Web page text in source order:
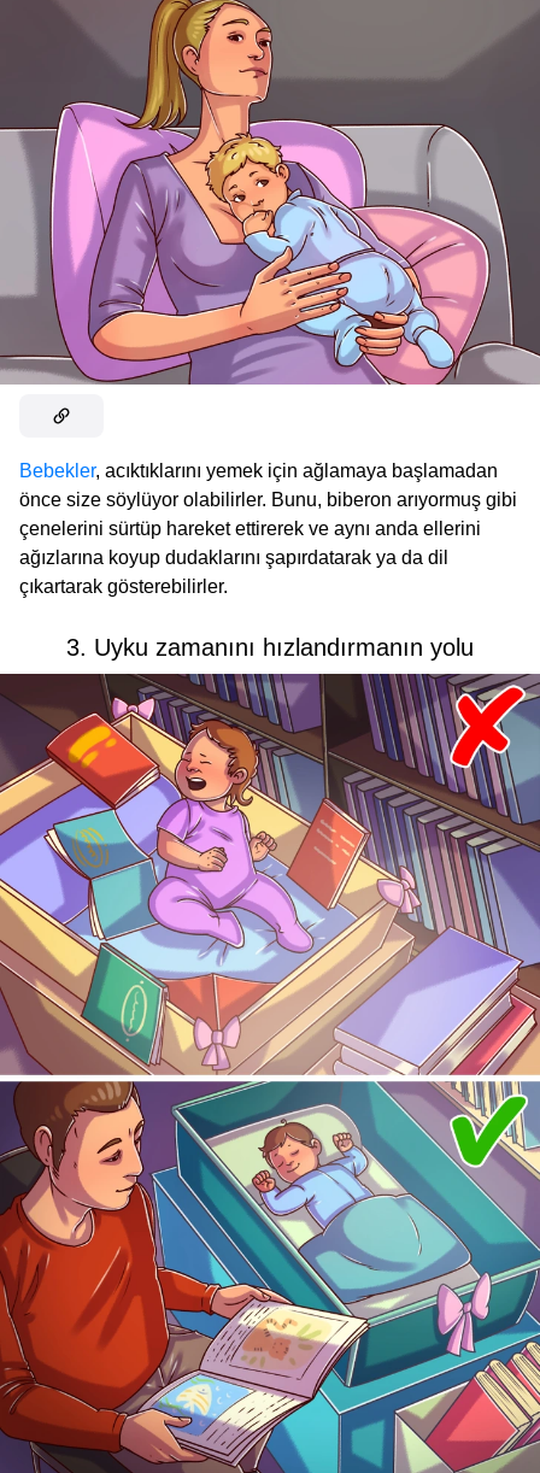
Bebekler, acıktıklarını yemek için ağlamaya başlamadan
önce size söylüyor olabilirler. Bunu, biberon arıyormuş gibi
çenelerini sürtüp hareket ettirerek ve aynı anda ellerini
ağızlarına koyup dudaklarını şapırdatarak ya da dil
çıkartarak gösterebilirler.
3. Uyku zamanını hızlandırmanın yolu